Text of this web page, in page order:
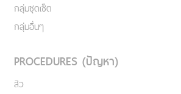
กลุ่มชุดเซ็ต
กลุ่มอื่นๆ
PROCEDURES (ปัญหา)
สิว